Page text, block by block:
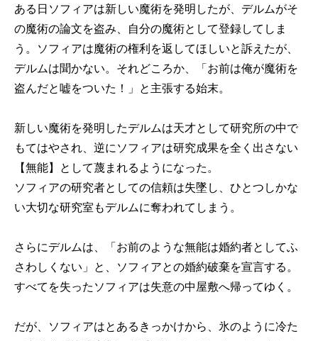
ある日ソフィアは新しい魔術を発明したが、デルムがそ
の魔術の論文を盗み、自分の魔術として登録してしま
う。ソフィアは魔術の権利を返してほしいと訴えたが、
デルムは聞かない。それどころか、「お前は俺が魔術を
盗んだと嘘をついた！」と主張する始末。
新しい魔術を発明したデルムは天才として研究所の中で
もてはやされ、逆にソフィアは研究成果を全く出さない
【無能】として蔑まれるようになった。
ソフィアの研究者としての信頼は失墜し、ひとつしかな
い大切な研究室もデルムに奪われてしまう。
さらにデルムは、「お前のような無能は婚約者としてふ
さわしくない」と、ソフィアとの婚約破棄を宣言する。
すべてを失ったソフィアは失意の中屋敷へ帰ってゆく。
だが、ソフィアはとあるきっかけから、氷のように冷た